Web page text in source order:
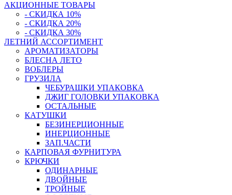
АКЦИОННЫЕ ТОВАРЫ
- СКИДКА 10%
- СКИДКА 20%
- СКИДКА 30%
ЛЕТНИЙ АССОРТИМЕНТ
АРОМАТИЗАТОРЫ
БЛЕСНА ЛЕТО
ВОБЛЕРЫ
ГРУЗИЛА
ЧЕБУРАШКИ УПАКОВКА
ДЖИГ ГОЛОВКИ УПАКОВКА
ОСТАЛЬНЫЕ
КАТУШКИ
БЕЗИНЕРЦИОННЫЕ
ИНЕРЦИОННЫЕ
ЗАП.ЧАСТИ
КАРПОВАЯ ФУРНИТУРА
КРЮЧКИ
ОДИНАРНЫЕ
ДВОЙНЫЕ
ТРОЙНЫЕ